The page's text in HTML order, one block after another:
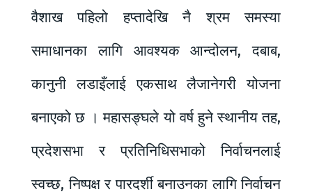
वैशाख पहिलो हप्तादेखि नै श्रम समस्या
समाधानका लागि आवश्यक आन्दोलन, दबाब,
कानुनी लडाइँलाई एकसाथ लैजानेगरी योजना
बनाएको छ । महासङ्घले यो वर्ष हुने स्थानीय तह,
प्रदेशसभा र प्रतिनिधिसभाको निर्वाचनलाई
स्वच्छ, निष्पक्ष र पारदर्शी बनाउनका लागि निर्वाचन